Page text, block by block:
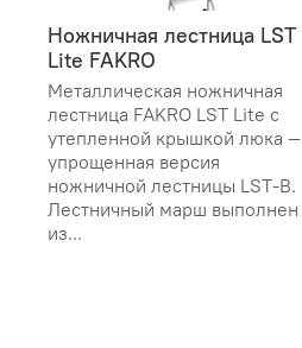
Ножничная лестница LST
Lite FAKRO
Металлическая ножничная
лестница FAKRO LST Lite с
утепленной крышкой люка —
упрощенная версия
ножничной лестницы LST-B.
Лестничный марш выполнен
из...